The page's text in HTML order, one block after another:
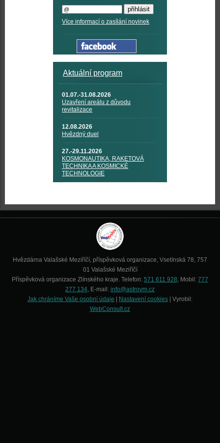
Více informací o zasílání novinek
Aktuální program
01.07.-31.08.2026
Uzavření areálu z důvodu
revitalizace
12.08.2026
Hvězdný duel
27.-29.11.2026
KOSMONAUTIKA, RAKETOVÁ
TECHNIKA A KOSMICKÉ
TECHNOLOGIE
Hvězdárna Valašské Meziříčí, příspěvková organizace, Vsetínská 78, 757
01 Valašské Meziříčí
Příspěvková organizace Zlínského kraje. Telefon: 571 611 928, Mobil: 777
277 134, E-mail: info@astrovm.cz
Jak chráníme Vaše osobní údaje
Nastavení cookies | Vyrobil:
WebConsult.cz